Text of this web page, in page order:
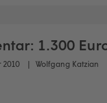
1.300
2010 Wolfgang Katzian